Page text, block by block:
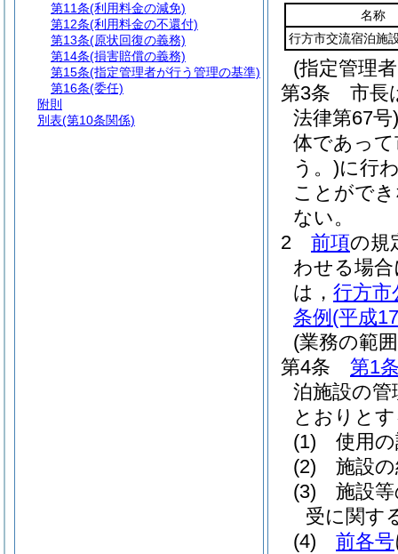
名称
行方市交流宿泊施
(指定管理
第3条
市長
法律第67号)
体であっ
う。)に行
ことがで
ない。
2
前項の規
わせる場
は， 行方市
条例 (平成
(業務の範
第4条
第1
泊施設の
とおりと
(1)
使用
(2)
施設
(3)
施設
受に関す
(4)
前各号
第11条(利用料金の減免)
第12条(利用料金の不還付)
第13条(原状回復の義務)
第14条(損害賠償の義務)
第15条(指定管理者が行う管理の基準)
第16条(委任)
附則
別表(第10条関係)